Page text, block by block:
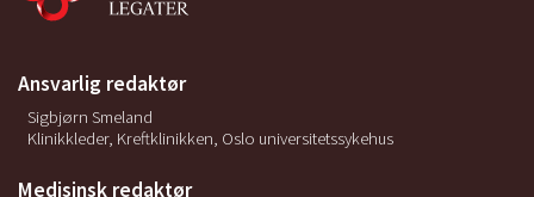
Ansvarlig redaktør
Sigbjørn Smeland
Klinikkleder, Kreftklinikken, Oslo universitetssykehus
Medisinsk redaktør